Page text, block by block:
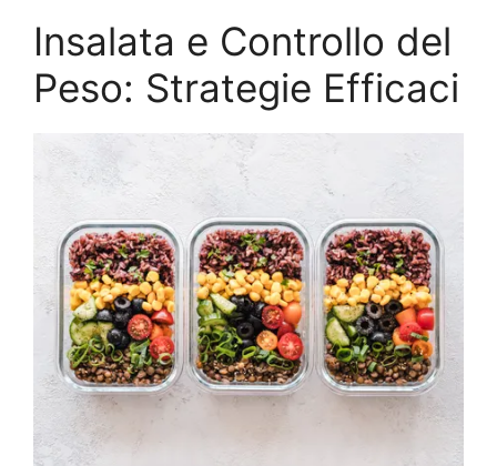
Insalata e Controllo del
Peso: Strategie Efficaci